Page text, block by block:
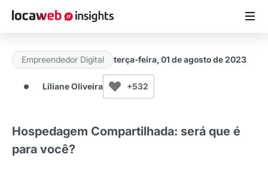
ARTIGOS
MATERIAIS GRATUITOS
ESTUDOS
Empreendedor Digital terça-feira, 01 de agosto de 2023
Liliane Oliveira +532
Hospedagem Compartilhada: será que é
para você?